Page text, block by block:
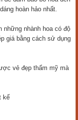
hoàn hảo nhất.
những nhành hoa có độ
giá bằng cách sử dụng
vẻ đẹp thẩm mỹ mà
kế